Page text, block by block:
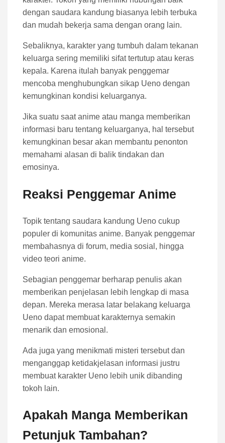
dengan saudara kandung biasanya lebih terbuka
dan mudah bekerja sama dengan orang lain.
Sebaliknya, karakter yang tumbuh dalam tekanan
keluarga sering memiliki sifat tertutup atau keras
kepala. Karena itulah banyak penggemar
mencoba menghubungkan sikap Ueno dengan
kemungkinan kondisi keluarganya.
Jika suatu saat anime atau manga memberikan
informasi baru tentang keluarganya, hal tersebut
kemungkinan besar akan membantu penonton
memahami alasan di balik tindakan dan
emosinya.
Reaksi Penggemar Anime
Topik tentang saudara kandung Ueno cukup
populer di komunitas anime. Banyak penggemar
membahasnya di forum, media sosial, hingga
video teori anime.
Sebagian penggemar berharap penulis akan
memberikan penjelasan lebih lengkap di masa
depan. Mereka merasa latar belakang keluarga
Ueno dapat membuat karakternya semakin
menarik dan emosional.
Ada juga yang menikmati misteri tersebut dan
menganggap ketidakjelasan informasi justru
membuat karakter Ueno lebih unik dibanding
tokoh lain.
Apakah Manga Memberikan
Petunjuk Tambahan?